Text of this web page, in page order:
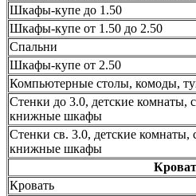
Шкафы-купе до 1.50
Шкафы-купе от 1.50 до 2.50
Спальни
Шкафы-купе от 2.50
Компьютерные столы, комоды,
Стенки до 3.0, детские комнаты,
книжные шкафы
Стенки св. 3.0, детские комнаты,
книжные шкафы
Кровать